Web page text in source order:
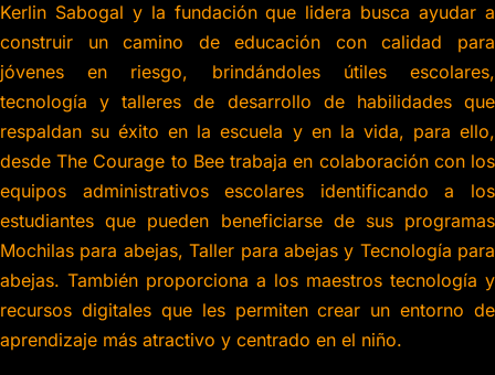
Kerlin Sabogal y la fundación que lidera busca ayudar a
construir un camino de educación con calidad para
jóvenes en riesgo, brindándoles útiles escolares,
tecnología y talleres de desarrollo de habilidades que
respaldan su éxito en la escuela y en la vida, para ello,
desde The Courage to Bee trabaja en colaboración con los
equipos administrativos escolares identificando a los
estudiantes que pueden beneficiarse de sus programas
Mochilas para abejas, Taller para abejas y Tecnología para
abejas. También proporciona a los maestros tecnología y
recursos digitales que les permiten crear un entorno de
aprendizaje más atractivo y centrado en el niño.